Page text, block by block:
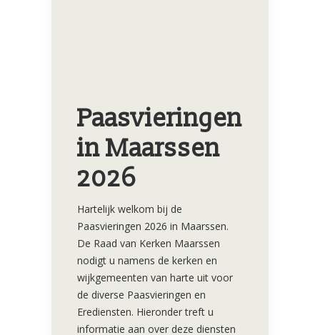
Paasvieringen
in Maarssen
2026
Hartelijk welkom bij de
Paasvieringen 2026 in Maarssen.
De Raad van Kerken Maarssen
nodigt u namens de kerken en
wijkgemeenten van harte uit voor
de diverse Paasvieringen en
Erediensten. Hieronder treft u
informatie aan over deze diensten